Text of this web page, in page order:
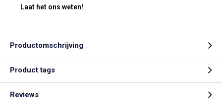
Laat het ons weten!
Productomschrijving
Product tags
Reviews